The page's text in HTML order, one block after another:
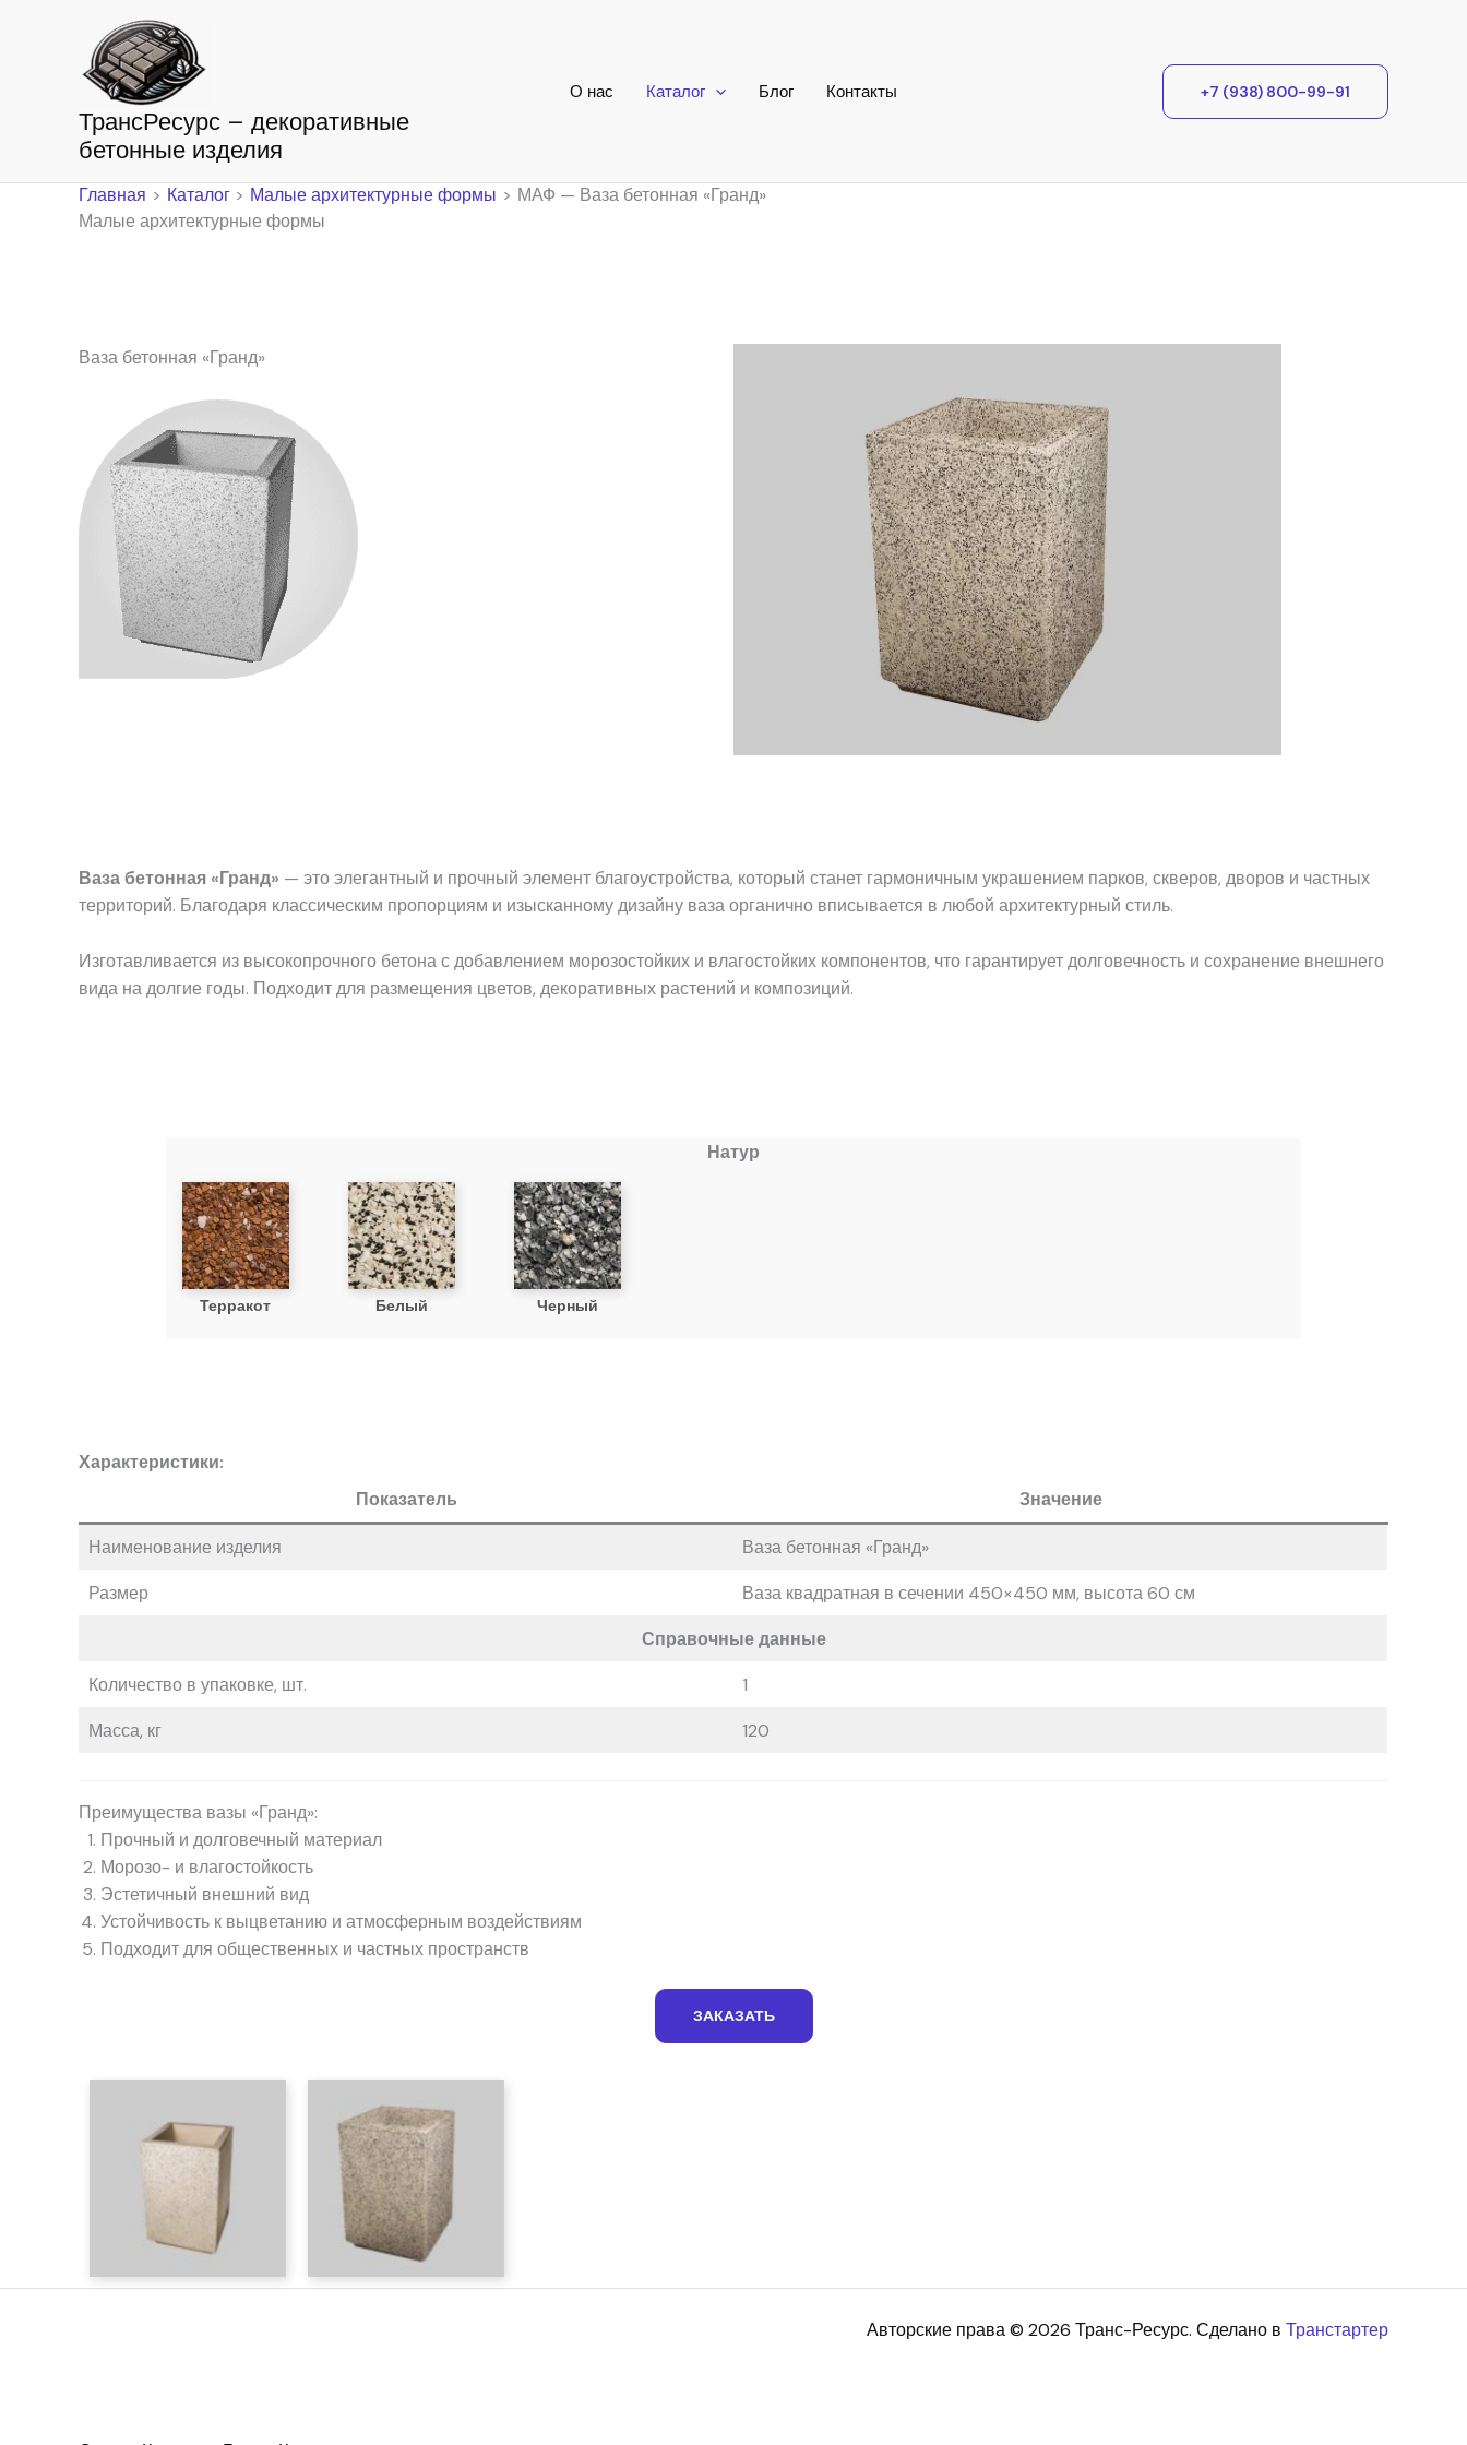
содержимому
ТрансРесурс – декоративные
бетонные изделия
О нас Каталог Блог Контакты +7 (938) 800-99-91
Главная Каталог Малые архитектурные формы
МАФ — Ваза бетонная «Гранд»
Малые архитектурные формы
Ваза бетонная «Гранд»
Ваза бетонная «Гранд» — это элегантный и прочный элемент благоустройства, который станет гармоничным украшением парков, скверов, дворов и частных
территорий. Благодаря классическим пропорциям и изысканному дизайну ваза органично вписывается в любой архитектурный стиль.
Изготавливается из высокопрочного бетона с добавлением морозостойких и влагостойких компонентов, что гарантирует долговечность и сохранение внешнего
вида на долгие годы. Подходит для размещения цветов, декоративных растений и композиций.
Натур
Терракот Белый Черный
Характеристики:
Показатель
Значение
Наименование изделия
Ваза бетонная «Гранд»
Размер
Ваза квадратная в сечении 450×450 мм, высота 60 см
Справочные данные
Количество в упаковке, шт.
1
Масса, кг
120
Преимущества вазы «Гранд»:
Прочный и долговечный материал
Морозо- и влагостойкость
Эстетичный внешний вид
Устойчивость к выцветанию и атмосферным воздействиям
Подходит для общественных и частных пространств
ЗАКАЗАТЬ
Авторские права © 2026 Транс-Ресурс. Сделано в Транстартер